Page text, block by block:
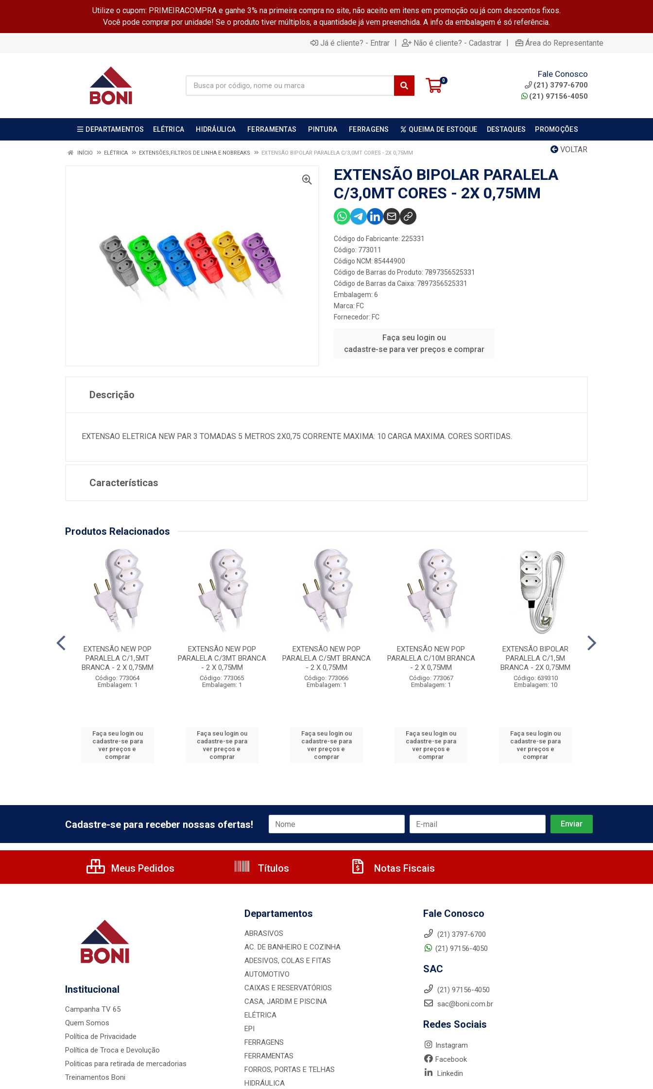
Utilize o cupom: PRIMEIRACOMPRA e ganhe 3% na primeira compra no site, não aceito em itens em promoção ou já com descontos fixos.
Você pode comprar por unidade! Se o produto tiver múltiplos, a quantidade já vem preenchida. A info da embalagem é só referência.
Já é cliente? - Entrar | Não é cliente? - Cadastrar | Área do Representante
0
Fale Conosco
(21) 3797-6700
(21) 97156-4050
DEPARTAMENTOS ELÉTRICA HIDRÁULICA FERRAMENTAS PINTURA FERRAGENS QUEIMA DE ESTOQUE DESTAQUES PROMOÇÕES
VOLTAR
INÍCIO ELÉTRICA EXTENSÕES,FILTROS DE LINHA E NOBREAKS EXTENSÃO BIPOLAR PARALELA C/3,0MT CORES - 2X 0,75MM
EXTENSÃO BIPOLAR PARALELA
C/3,0MT CORES - 2X 0,75MM
Código do Fabricante: 225331
Código: 773011
Código NCM: 85444900
Código de Barras do Produto: 7897356525331
Código de Barras da Caixa: 7897356525331
Embalagem: 6
Marca: FC
Fornecedor: FC
Faça seu login ou
cadastre-se para ver preços e comprar
Descrição
EXTENSAO ELETRICA NEW PAR 3 TOMADAS 5 METROS 2X0,75 CORRENTE MAXIMA: 10 CARGA MAXIMA. CORES SORTIDAS.
Características
Produtos Relacionados
EXTENSÃO NEW POP
PARALELA C/1,5MT
BRANCA - 2 X 0,75MM
Código: 773064
Embalagem: 1
Faça seu login ou
cadastre-se para
ver preços e
comprar
EXTENSÃO NEW POP
PARALELA C/3MT BRANCA
- 2 X 0,75MM
Código: 773065
Embalagem: 1
Faça seu login ou
cadastre-se para
ver preços e
comprar
EXTENSÃO NEW POP
PARALELA C/5MT BRANCA
- 2 X 0,75MM
Código: 773066
Embalagem: 1
Faça seu login ou
cadastre-se para
ver preços e
comprar
EXTENSÃO NEW POP
PARALELA C/10M BRANCA
- 2 X 0,75MM
Código: 773067
Embalagem: 1
Faça seu login ou
cadastre-se para
ver preços e
comprar
EXTENSÃO BIPOLAR
PARALELA C/1,5M
BRANCA - 2X 0,75MM
Código: 639310
Embalagem: 10
Faça seu login ou
cadastre-se para
ver preços e
comprar
Cadastre-se para receber nossas ofertas!
Meus Pedidos Títulos Notas Fiscais
Institucional
Campanha TV 65
Quem Somos
Política de Privacidade
Política de Troca e Devolução
Politicas para retirada de mercadorias
Treinamentos Boni
Departamentos
ABRASIVOS
AC. DE BANHEIRO E COZINHA
ADESIVOS, COLAS E FITAS
AUTOMOTIVO
CAIXAS E RESERVATÓRIOS
CASA, JARDIM E PISCINA
ELÉTRICA
EPI
FERRAGENS
FERRAMENTAS
FORROS, PORTAS E TELHAS
HIDRÁULICA
Fale Conosco
(21) 3797-6700
(21) 97156-4050
SAC
(21) 97156-4050
sac@boni.com.br
Redes Sociais
Instagram
Facebook
Linkedin